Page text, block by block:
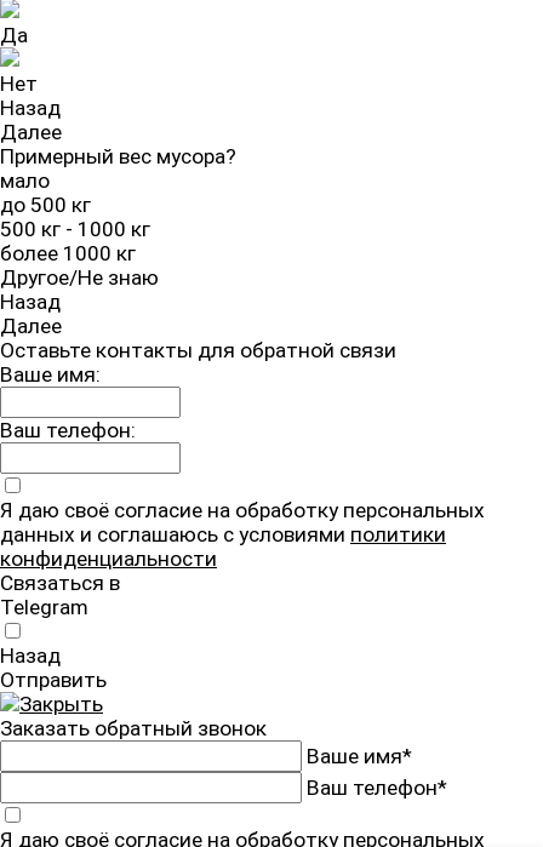
Да
Нет
Назад
Далее
Примерный вес мусора?
мало
до 500 кг
500 кг - 1000 кг
более 1000 кг
Другое/Не знаю
Назад
Далее
Оставьте контакты для обратной связи
Ваше имя:
Ваш телефон:
Я даю своё согласие на обработку персональных
данных и соглашаюсь с условиями политики
конфиденциальности
Связаться в
Telegram
Назад
Отправить
Заказать обратный звонок
Ваше имя*
Ваш телефон*
Я даю своё согласие на обработку персональных